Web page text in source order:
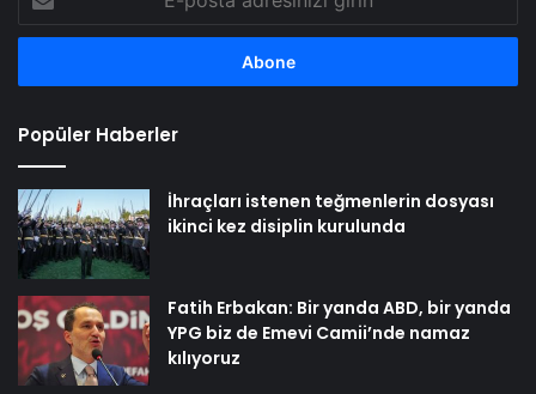
posta
adresinizi
Popüler Haberler
İhraçları istenen teğmenlerin dosyası
ikinci kez disiplin kurulunda
Fatih Erbakan: Bir yanda ABD, bir yanda
YPG biz de Emevi Camii’nde namaz
kılıyoruz